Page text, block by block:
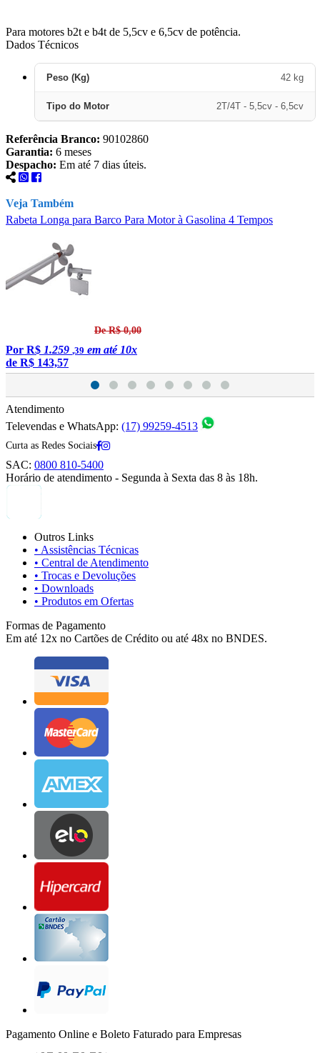
Para motores b2t e b4t de 5,5cv e 6,5cv de potência.
Dados Técnicos
Peso (Kg) 42 kg
Tipo do Motor 2T/4T - 5,5cv - 6,5cv
Referência Branco: 90102860
Garantia: 6 meses
Despacho: Em até 7 dias úteis.
Veja Também
Rabeta Longa para Barco Para Motor à Gasolina 4 Tempos
De R$ 0,00
Por R$ 1.259 ,39 em até 10x
de R$ 143,57
Atendimento
Televendas e WhatsApp: (17) 99259-4513
Curta as Redes Sociais
SAC: 0800 810-5400
Horário de atendimento - Segunda à Sexta das 8 às 18h.
Outros Links
• Assistências Técnicas
• Central de Atendimento
• Trocas e Devoluções
• Downloads
• Produtos em Ofertas
Formas de Pagamento
Em até 12x no Cartões de Crédito ou até 48x no BNDES.
Pagamento Online e Boleto Faturado para Empresas